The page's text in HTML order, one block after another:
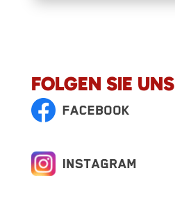
FOLGEN SIE UNS